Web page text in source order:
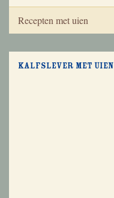
Recepten met uien
Kalfslever met uien